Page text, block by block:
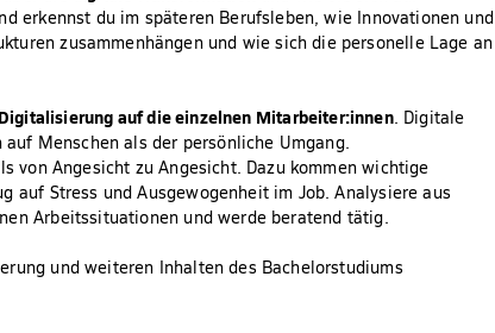
erkennst du im späteren Berufsleben, wie Innovationen und
zusammenhängen und wie sich die personelle Lage an
auf die einzelnen Mitarbeiter:innen. Digitale
Menschen als der persönliche Umgang.
Angesicht zu Angesicht. Dazu kommen wichtige
auf Stress und Ausgewogenheit im Job. Analysiere aus
Arbeitssituationen und werde beratend tätig.
und weiteren Inhalten des Bachelorstudiums